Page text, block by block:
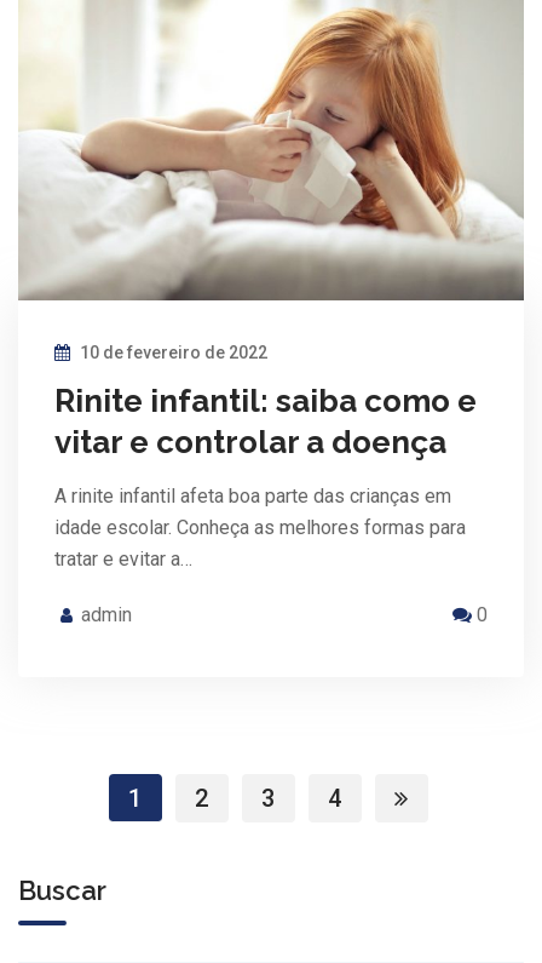
10 de fevereiro de 2022
Rinite infantil: saiba como e
vitar e controlar a doença
A rinite infantil afeta boa parte das crianças em
idade escolar. Conheça as melhores formas para
tratar e evitar a…
admin 0
1 2 3 4
Buscar